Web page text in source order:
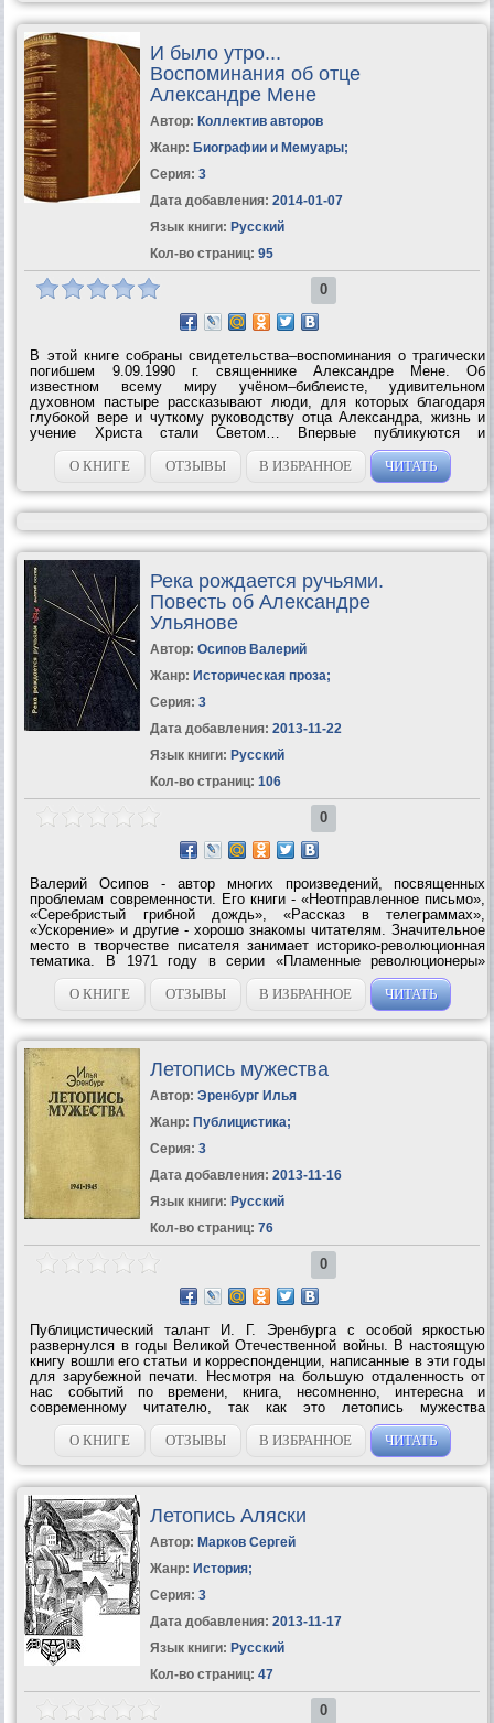
И было утро...
Воспоминания об отце
Александре Мене
Автор: Коллектив авторов
Жанр: Биографии и Мемуары;
Серия: 3
Дата добавления: 2014-01-07
Язык книги: Русский
Кол-во страниц: 95
0
В этой книге собраны свидетельства–воспоминания о трагически
погибшем 9.09.1990 г. священнике Александре Мене. Об
известном всему миру учёном–библеисте, удивительном
духовном пастыре рассказывают люди, для которых благодаря
глубокой вере и чуткому руководству отца Александра, жизнь и
учение Христа стали Светом… Впервые публикуются и
воспоминания «Мой путь» матери о. Александра Е. С. Мень и её
сестры В.Я.Василевской 'Катакомбы XX...
О КНИГЕ ОТЗЫВЫ В ИЗБРАННОЕ ЧИТАТЬ
Река рождается ручьями.
Повесть об Александре
Ульянове
Автор: Осипов Валерий
Жанр: Историческая проза;
Серия: 3
Дата добавления: 2013-11-22
Язык книги: Русский
Кол-во страниц: 106
0
Валерий Осипов - автор многих произведений, посвященных
проблемам современности. Его книги - «Неотправленное письмо»,
«Серебристый грибной дождь», «Рассказ в телеграммах»,
«Ускорение» и другие - хорошо знакомы читателям. Значительное
место в творчестве писателя занимает историко-революционная
тематика. В 1971 году в серии «Пламенные революционеры»
вышла художественно-документальная повесть В. Осипова «Река
рождается ручьями» об...
О КНИГЕ ОТЗЫВЫ В ИЗБРАННОЕ ЧИТАТЬ
Летопись мужества
Автор: Эренбург Илья
Жанр: Публицистика;
Серия: 3
Дата добавления: 2013-11-16
Язык книги: Русский
Кол-во страниц: 76
0
Публицистический талант И. Г. Эренбурга с особой яркостью
развернулся в годы Великой Отечественной войны. В настоящую
книгу вошли его статьи и корреспонденции, написанные в эти годы
для зарубежной печати. Несмотря на большую отдаленность от
нас событий по времени, книга, несомненно, интересна и
современному читателю, так как это летопись мужества
советского народа в дни тяжелых испытаний, созданная по
горячим следам, в огне событий....
О КНИГЕ ОТЗЫВЫ В ИЗБРАННОЕ ЧИТАТЬ
Летопись Аляски
Автор: Марков Сергей
Жанр: История;
Серия: 3
Дата добавления: 2013-11-17
Язык книги: Русский
Кол-во страниц: 47
0